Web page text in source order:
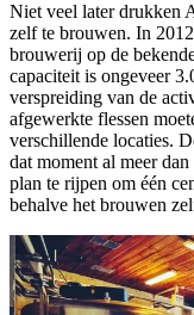
Niet veel later drukken
zelf te brouwen. In
brouwerij op de
capaciteit is ongeveer
verspreiding van de
afgewerkte flessen
verschillende locaties.
dat moment al meer
plan te rijpen om één
behalve het brouwen